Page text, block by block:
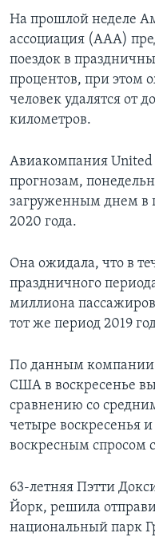
На прошлой неделе
ассоциация (ААА)
поездок в
процентов, при этом
человек удалятся от
километров.
Авиакомпания United
прогнозам,
загруженным днем в
2020 года.
Она ожидала, что в
праздничного
миллиона
тот же период 2019
По данным компании
США в воскресенье
сравнению со
четыре воскресенья
воскресным спросом с
63-летняя Пэтти
Йорк, решила
национальный парк